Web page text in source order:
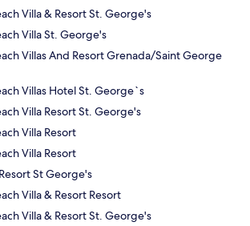
Villa & Resort St. George's
Villa St. George's
Villas And Resort Grenada/Saint George
Villas Hotel St. George`s
Villa Resort St. George's
Villa Resort
Villa Resort
St George's
Villa & Resort Resort
Villa & Resort St. George's